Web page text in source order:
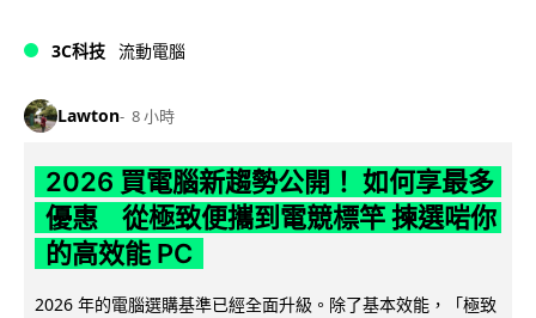
3C科技 流動電腦
Lawton 8 小時
2026 買電腦新趨勢公開！ 如何享最多
優惠 從極致便攜到電競標竿 揀選啱你
的高效能 PC
2026 年的電腦選購基準已經全面升級。除了基本效能，「極致